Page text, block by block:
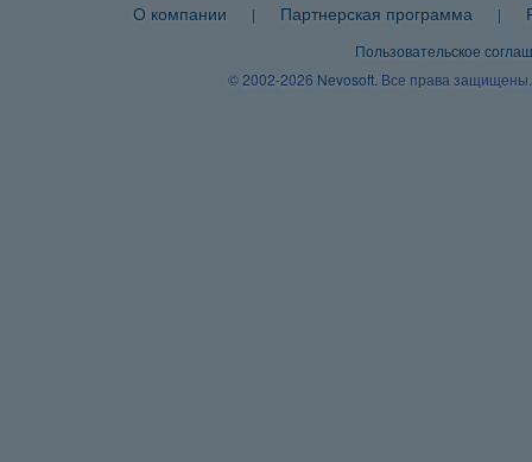
О компании | Партнерская программа |
Пользовательское
© 2002-2026 Nevosoft . Все права защищены